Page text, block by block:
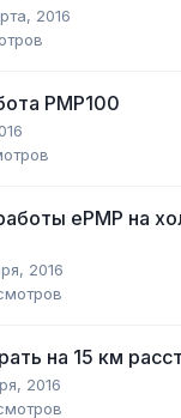
2016
PMP100
ePMP на
2016
на 15 км
2016